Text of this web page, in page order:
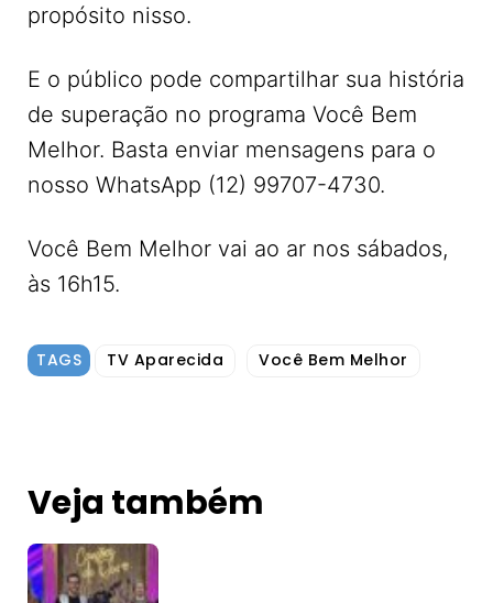
propósito nisso.
E o público pode compartilhar sua história
de superação no programa Você Bem
Melhor. Basta enviar mensagens para o
nosso WhatsApp (12) 99707-4730.
Você Bem Melhor vai ao ar nos sábados,
às 16h15.
TAGS TV Aparecida Você Bem Melhor
Veja também